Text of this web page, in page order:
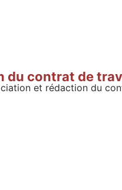
du contrat de
et rédaction du